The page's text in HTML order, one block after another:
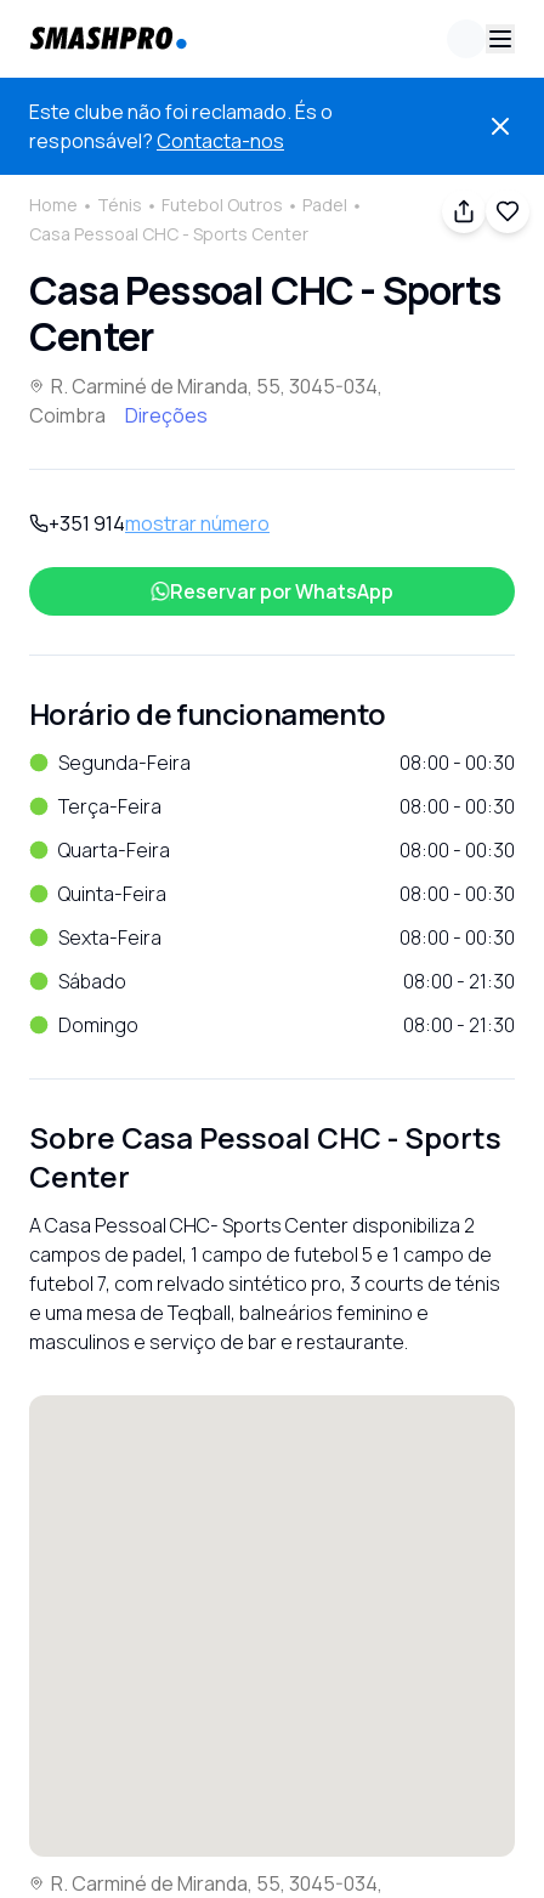
Este clube não foi reclamado. És o
responsável?Contacta-nos
Home Ténis Futebol Outros
Padel
Casa Pessoal CHC - Sports Center
Casa Pessoal CHC - Sports
Center
R. Carminé de Miranda, 55, 3045-034,
Coimbra
Direções
+351 914mostrar número
Reservar porWhatsApp
Horário de funcionamento
Segunda-Feira
08:00 - 00:30
Terça-Feira
08:00 - 00:30
Quarta-Feira
08:00 - 00:30
Quinta-Feira
08:00 - 00:30
Sexta-Feira
08:00 - 00:30
Sábado
08:00 - 21:30
Domingo
08:00 - 21:30
Sobre Casa Pessoal CHC - Sports
Center
A Casa Pessoal CHC- Sports Center disponibiliza 2
campos de padel, 1 campo de futebol 5 e 1 campo de
futebol 7, com relvado sintético pro, 3 courts de ténis
e uma mesa de Teqball, balneários feminino e
masculinos e serviço de bar e restaurante.
R. Carminé de Miranda, 55, 3045-034,